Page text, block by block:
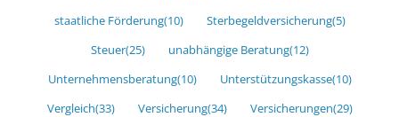
staatliche Förderung(10) Sterbegeldversicherung(5)
Steuer(25) unabhängige Beratung(12)
Unternehmensberatung(10) Unterstützungskasse(10)
Vergleich(33) Versicherung(34) Versicherungen(29)